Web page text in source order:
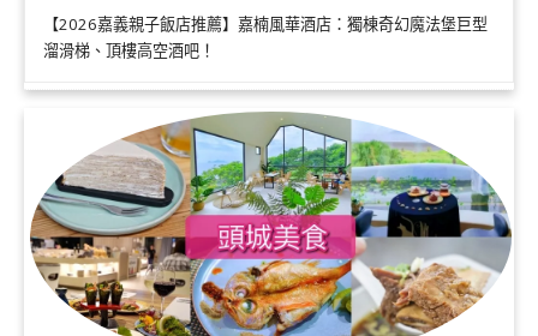
【2026嘉義親子飯店推薦】嘉楠風華酒店：獨棟奇幻魔法堡巨型
溜滑梯、頂樓高空酒吧！